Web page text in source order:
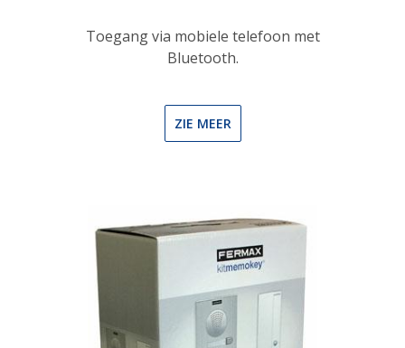
Toegang via mobiele telefoon met
Bluetooth.
ZIE MEER